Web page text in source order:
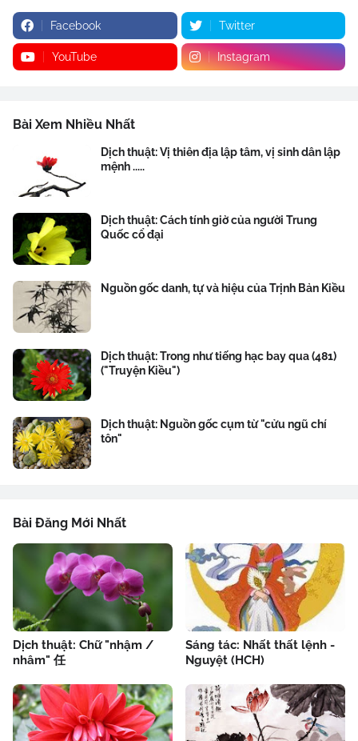
Facebook Twitter
YouTube Instagram
Bài Xem Nhiều Nhất
Dịch thuật: Vị thiên địa lập tâm, vị sinh dân lập
mệnh .....
Dịch thuật: Cách tính giờ của người Trung
Quốc cổ đại
Nguồn gốc danh, tự và hiệu của Trịnh Bản Kiều
Dịch thuật: Trong như tiếng hạc bay qua (481)
("Truyện Kiều")
Dịch thuật: Nguồn gốc cụm từ "cửu ngũ chí
tôn"
Bài Đăng Mới Nhất
Dịch thuật: Chữ "nhậm /
nhâm" 任
Sáng tác: Nhất thất lệnh -
Nguyệt (HCH)